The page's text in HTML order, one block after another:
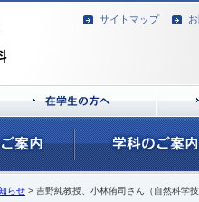
サイトマップ
らせ > 吉野純教授、小林侑司さん（自然科学